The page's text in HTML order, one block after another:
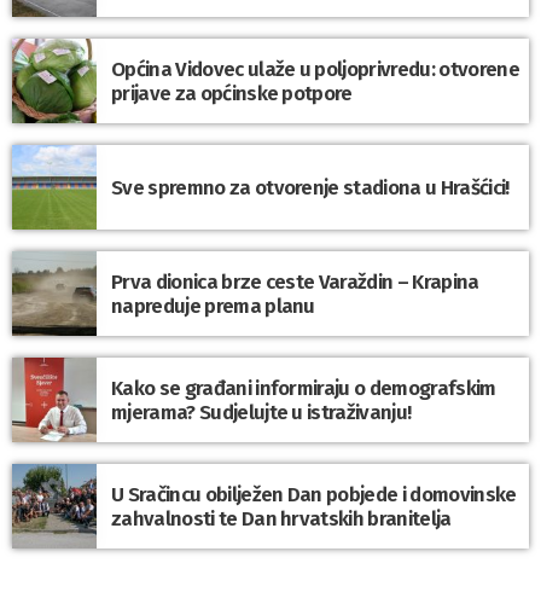
Općina Vidovec ulaže u poljoprivredu: otvorene
prijave za općinske potpore
Sve spremno za otvorenje stadiona u Hrašćici!
Prva dionica brze ceste Varaždin – Krapina
napreduje prema planu
Kako se građani informiraju o demografskim
mjerama? Sudjelujte u istraživanju!
U Sračincu obilježen Dan pobjede i domovinske
zahvalnosti te Dan hrvatskih branitelja